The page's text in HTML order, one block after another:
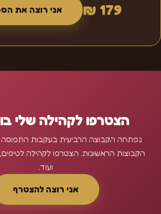
179 ₪ אני רוצה את
הצטרפו לקהילה שלי
נפתחה הקבוצה הרביעית בעקבות
הקבוצות הראשונות. הצטרפו לקהילה
ועוד.
אני רוצה להצטרף